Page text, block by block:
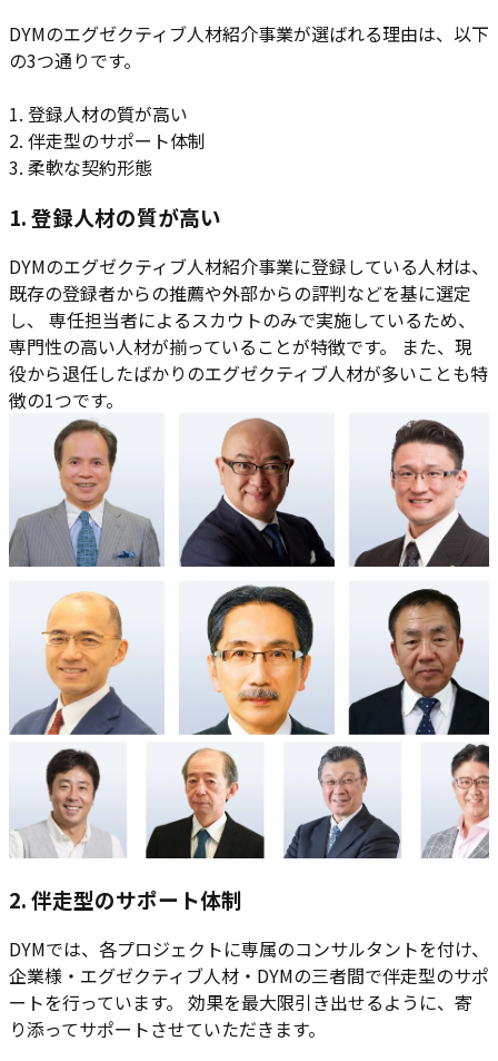
DYMのエグゼクティブ人材紹介事業が選ばれる理由は、以下
の3つ通りです。
1. 登録人材の質が高い
2. 伴走型のサポート体制
3. 柔軟な契約形態
1. 登録人材の質が高い
DYMのエグゼクティブ人材紹介事業に登録している人材は、
既存の登録者からの推薦や外部からの評判などを基に選定
し、 専任担当者によるスカウトのみで実施しているため、
専門性の高い人材が揃っていることが特徴です。 また、現
役から退任したばかりのエグゼクティブ人材が多いことも特
徴の1つです。
2. 伴走型のサポート体制
DYMでは、各プロジェクトに専属のコンサルタントを付け、
企業様・エグゼクティブ人材・DYMの三者間で伴走型のサポ
ートを行っています。 効果を最大限引き出せるように、寄
り添ってサポートさせていただきます。